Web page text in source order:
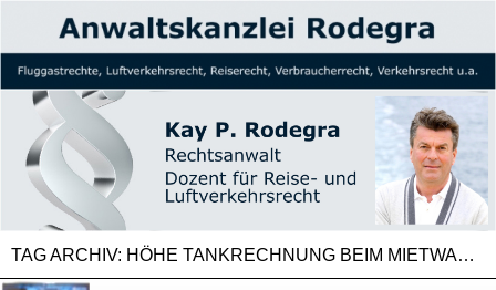
TAG ARCHIV: HÖHE TANKRECHNUNG BEIM MIETWAGEN